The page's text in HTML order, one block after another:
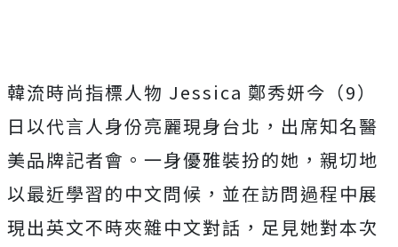
韓流時尚指標人物 Jessica 鄭秀妍今（9）
日以代言人身份亮麗現身台北，出席知名醫
美品牌記者會。一身優雅裝扮的她，親切地
以最近學習的中文問候，並在訪問過程中展
現出英文不時夾雜中文對話，足見她對本次